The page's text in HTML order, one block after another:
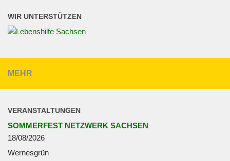
WIR UNTERSTÜTZEN
MEHR
VERANSTALTUNGEN
SOMMERFEST NETZWERK SACHSEN
18/08/2026
Wernesgrün